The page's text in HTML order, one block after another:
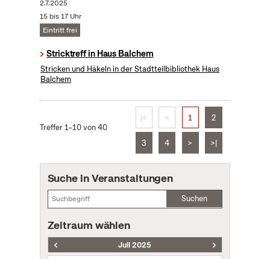
2.7.2025
15 bis 17 Uhr
Eintritt frei
Stricktreff in Haus Balchem
Stricken und Häkeln in der Stadtteilbibliothek Haus
Balchem
Treffer 1–10 von 40
|< < 1 2
3 4 > >|
Suche in Veranstaltungen
Suchen
Zeitraum wählen
Juli 2025